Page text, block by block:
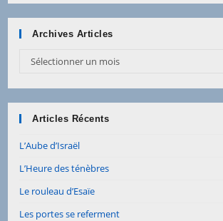
Archives Articles
Archives
Sélectionner un mois
Articles Récents
L’Aube d’Israël
L’Heure des ténèbres
Le rouleau d’Esaïe
Les portes se referment